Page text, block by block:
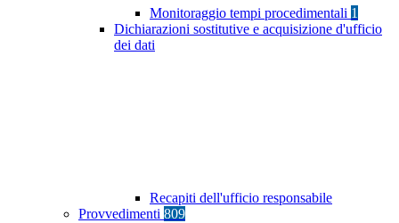
Monitoraggio tempi procedimentali 1
Dichiarazioni sostitutive e acquisizione d'ufficio
dei dati
Recapiti dell'ufficio responsabile
Provvedimenti 809